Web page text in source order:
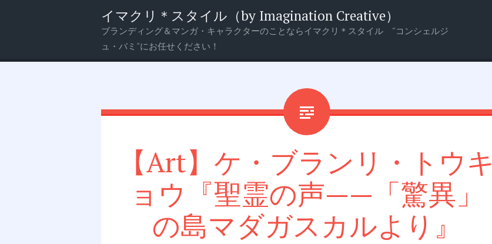
イマクリ＊スタイル（by Imagination Creative）
ブランディング＆マンガ・キャラクターのことならイマクリ＊スタイル “コンシェルジ
ュ・バミ”にお任せください！
ニ
索
【Art】ケ・ブランリ・トウキ
ョウ『聖霊の声——「驚異」
の島マダガスカルより』